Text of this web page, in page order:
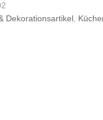
Dekorationsartikel,